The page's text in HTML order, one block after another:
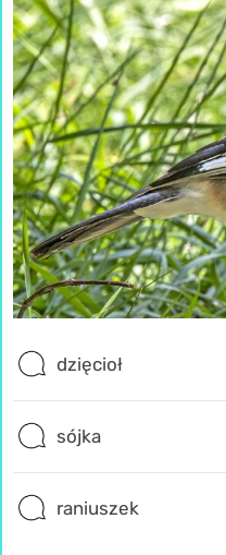
dzięcioł
sójka
raniuszek